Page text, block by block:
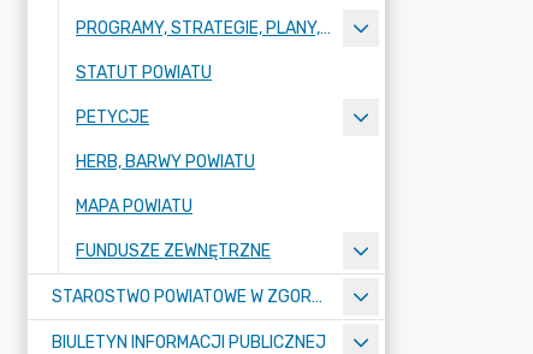
PROGRAMY, STRATEGIE, PLANY, RAPORTY
STATUT POWIATU
PETYCJE
HERB, BARWY POWIATU
MAPA POWIATU
FUNDUSZE ZEWNĘTRZNE
STAROSTWO POWIATOWE W ZGORZELCU
BIULETYN INFORMACJI PUBLICZNEJ